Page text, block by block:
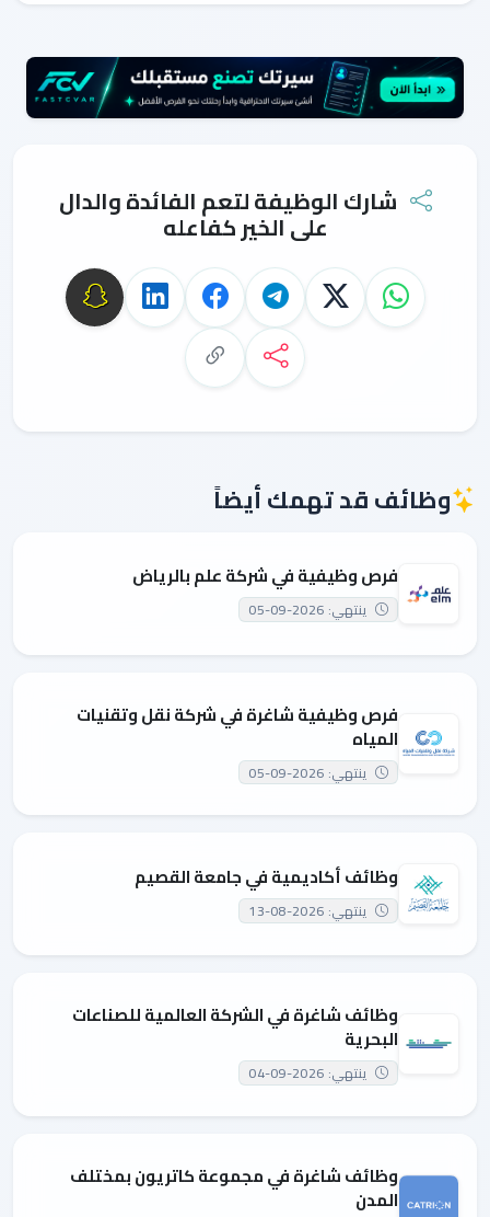
شارك الوظيفة لتعم الفائدة والدال
على الخير كفاعله
وظائف قد تهمك أيضاً
فرص وظيفية في شركة علم بالرياض
ينتهي: 2026-09-05
فرص وظيفية شاغرة في شركة نقل وتقنيات
المياه
ينتهي: 2026-09-05
وظائف أكاديمية في جامعة القصيم
ينتهي: 2026-08-13
وظائف شاغرة في الشركة العالمية للصناعات
البحرية
ينتهي: 2026-09-04
وظائف شاغرة في مجموعة كاتريون بمختلف
المدن